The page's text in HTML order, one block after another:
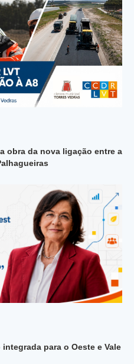
obra da nova ligação entre a
para o Oeste e Vale